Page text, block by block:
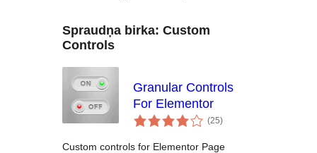
Spraudņa birka: Custom
Controls
Granular Controls
For Elementor
(25vērtējumu
kopsumma
)
Custom controls for Elementor Page